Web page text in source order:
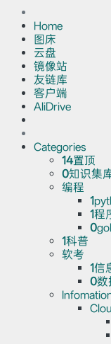
Home
图床
云盘
镜像站
友链库
客户端
AliDrive
Categories
14置顶
0知识集
编程
1
1程
0
1科普
软考
1信
0数